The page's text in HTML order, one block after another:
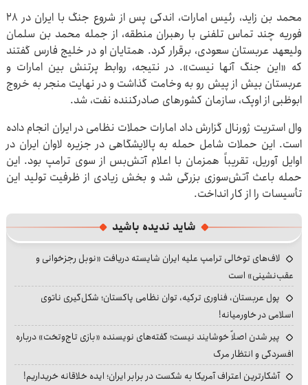
محمد بن زاید، رئیس امارات، اندکی پس از شروع جنگ با ایران در 28
فوریه چند تماس تلفنی با رهبران منطقه، از جمله محمد بن سلمان
ولیعهد عربستان سعودی، برقرار کرد. همتایان او در خلیج فارس گفتند
که «این جنگ آنها نیست». در نتیجه، روابط پرتنش بین امارات و
عربستان بیش از پیش رو به وخامت گذاشت و در نهایت منجر به خروج
ابوظبی از اوپک، سازمان کشورهای صادرکننده نفت، شد.
وال استریت ژورنال گزارش داد امارات حملات نظامی در ایران انجام داده
است. این حملات شامل حمله به پالایشگاهی در جزیره لاوان ایران در
اوایل آوریل، تقریباً همزمان با اعلام آتش‌بس از سوی ترامپ بود. این
حمله باعث آتش‌سوزی بزرگی شد و بخش زیادی از ظرفیت تولید این
تأسیسات را از کار انداخت.
شاید ندیده باشید
لاف‌های توخالی ترامپ علیه ایران شایسته دریافت «نوبل رجزخوانی و
عقب‌نشینی» است
پول عربستان، فناوری ترکیه، توان نظامی پاکستان؛ شکل‌گیری ناتوی
اسلامی در خاورمیانه!
پیر شدن اصلاً خوشایند نیست؛ گفته‌های نویسنده «بازی تاج‌وتخت» درباره
افسردگی و انتظار مرگ
آشکارترین اعتراف آمریکا به شکست در برابر ایران؛ ایده خلاقانه خریداریم!